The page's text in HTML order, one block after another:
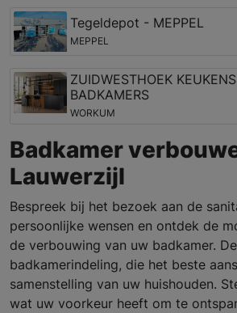
Tegeldepot - MEPPEL
MEPPEL
ZUIDWESTHOEK
BADKAMERS
WORKUM
Badkamer
Lauwerzijl
Bespreek bij het bezoek aan de
persoonlijke wensen en ontdek de
de verbouwing van uw badkamer.
badkamerindeling, die het beste
samenstelling van uw huishouden.
wat uw voorkeur heeft om te